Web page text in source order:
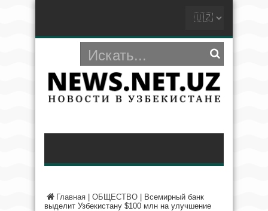
Главная ОБЩЕСТВО
Всемирный банк
выделит Узбекистану $100 млн на улучшение